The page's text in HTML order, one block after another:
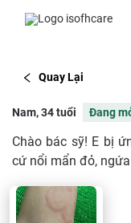
Quay Lại
Nam, 34 tuổi Đang
Chào bác sỹ! E bị
cứ nổi mẩn đỏ,